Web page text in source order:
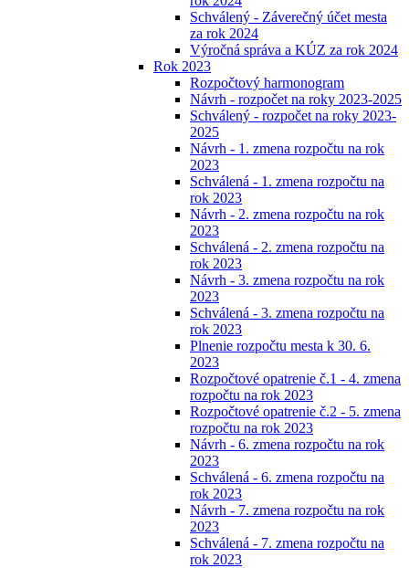
Schválený - Záverečný účet mesta
za rok 2024
Výročná správa a KÚZ za rok 2024
Rok 2023
Rozpočtový harmonogram
Návrh - rozpočet na roky 2023-2025
Schválený - rozpočet na roky 2023-
2025
Návrh - 1. zmena rozpočtu na rok
2023
Schválená - 1. zmena rozpočtu na
rok 2023
Návrh - 2. zmena rozpočtu na rok
2023
Schválená - 2. zmena rozpočtu na
rok 2023
Návrh - 3. zmena rozpočtu na rok
2023
Schválená - 3. zmena rozpočtu na
rok 2023
Plnenie rozpočtu mesta k 30. 6.
2023
Rozpočtové opatrenie č.1 - 4. zmena
rozpočtu na rok 2023
Rozpočtové opatrenie č.2 - 5. zmena
rozpočtu na rok 2023
Návrh - 6. zmena rozpočtu na rok
2023
Schválená - 6. zmena rozpočtu na
rok 2023
Návrh - 7. zmena rozpočtu na rok
2023
Schválená - 7. zmena rozpočtu na
rok 2023